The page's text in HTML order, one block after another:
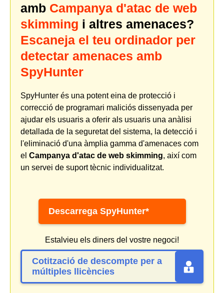
amb Campanya d'atac de web
skimming i altres amenaces?
Escaneja el teu ordinador per
detectar amenaces amb
SpyHunter
SpyHunter és una potent eina de protecció i
correcció de programari maliciós dissenyada per
ajudar els usuaris a oferir als usuaris una anàlisi
detallada de la seguretat del sistema, la detecció i
l'eliminació d'una àmplia gamma d'amenaces com
el Campanya d'atac de web skimming, així com
un servei de suport tècnic individualitzat.
Descarrega SpyHunter*
Estalvieu els diners del vostre negoci!
Cotització de descompte per a
múltiples llicències